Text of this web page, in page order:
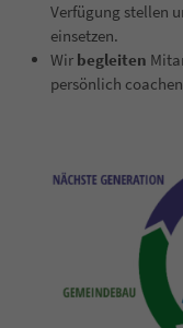
Verfügung stellen
einsetzen.
Wir begleiten
persönlich coachen